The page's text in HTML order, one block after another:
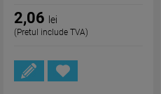
2,06 lei
(Pretul include TVA)